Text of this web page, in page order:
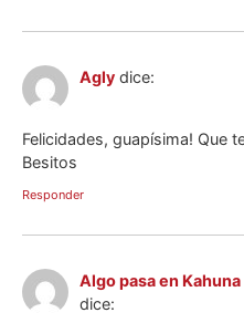
Agly dice:
Felicidades, guapísima! Que
Besitos
Responder
Algo pasa en Kahuna
dice: